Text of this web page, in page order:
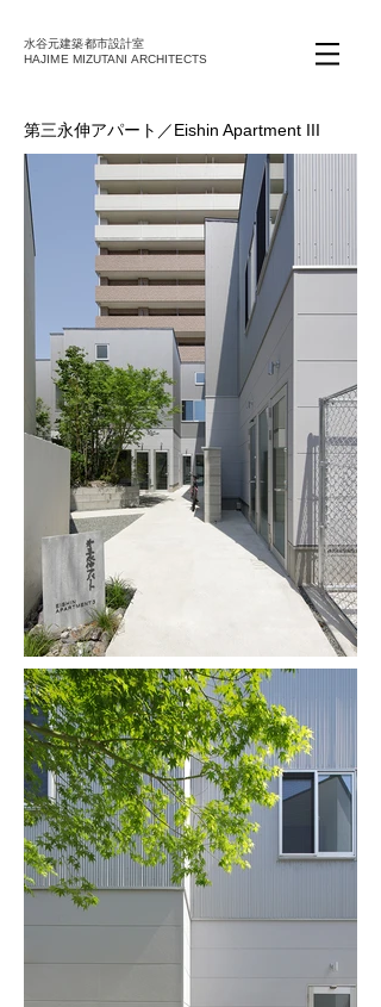
水谷元建築都市設計室
HAJIME MIZUTANI ARCHITECTS
第三永伸アパート／Eishin Apartment III